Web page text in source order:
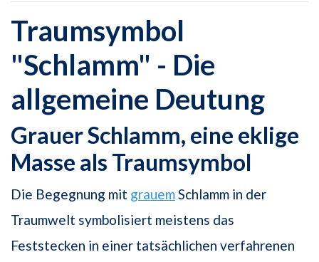
Traumsymbol
"Schlamm" - Die
allgemeine Deutung
Grauer Schlamm, eine eklige
Masse als Traumsymbol
Die Begegnung mit grauemSchlamm in der
Traumwelt symbolisiert meistens das
Feststecken in einer tatsächlichen verfahrenen